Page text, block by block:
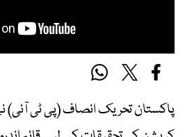
پاکستان تحریک انصاف (پی ٹی